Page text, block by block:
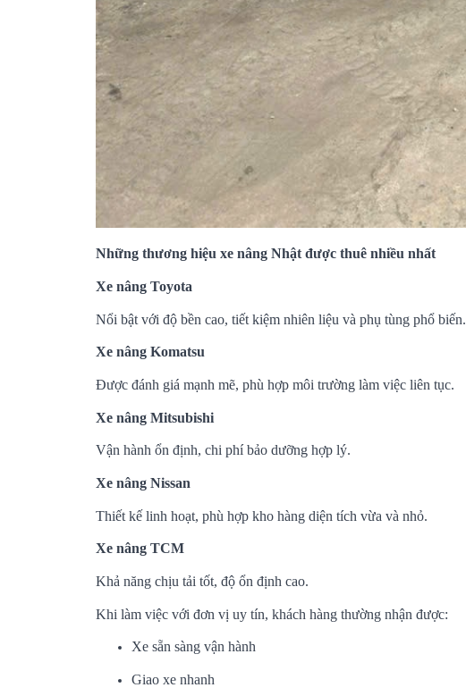
Những thương hiệu xe nâng Nhật được thuê nhiều nhất
Xe nâng Toyota
Nổi bật với độ bền cao, tiết kiệm nhiên liệu và phụ tùng phổ biến.
Xe nâng Komatsu
Được đánh giá mạnh mẽ, phù hợp môi trường làm việc liên tục.
Xe nâng Mitsubishi
Vận hành ổn định, chi phí bảo dưỡng hợp lý.
Xe nâng Nissan
Thiết kế linh hoạt, phù hợp kho hàng diện tích vừa và nhỏ.
Xe nâng TCM
Khả năng chịu tải tốt, độ ổn định cao.
Khi làm việc với đơn vị uy tín, khách hàng thường nhận được:
Xe sẵn sàng vận hành
Giao xe nhanh